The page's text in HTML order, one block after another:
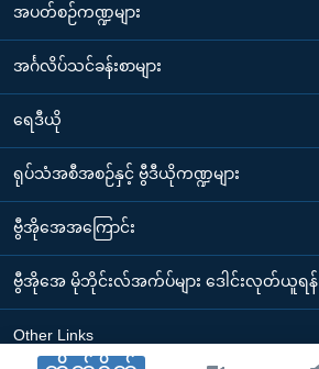
အပတ်စဉ်ကဏ္ဍများ
အင်္ဂလိပ်သင်ခန်းစာများ
ရေဒီယို
ရုပ်သံအစီအစဉ်နှင့် ဗွီဒီယိုကဏ္ဍများ
ဗွီအိုအေအကြောင်း
ဗွီအိုအေ မိုဘိုင်းလ်အက်ပ်များ ဒေါင်းလုတ်ယူရန်
Other Links